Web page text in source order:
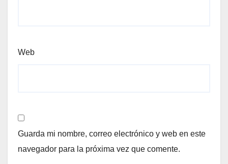
Web
Guarda mi nombre, correo electrónico y web en este
navegador para la próxima vez que comente.